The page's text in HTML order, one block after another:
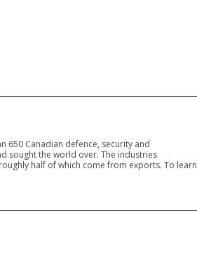
650 Canadian defence, security and
sought the world over. The industries
half of which come from exports. To learn